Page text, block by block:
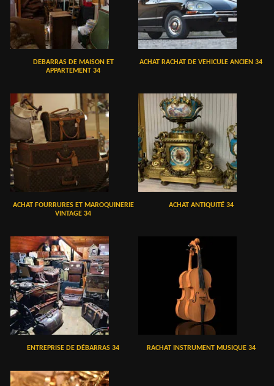
DEBARRAS DE MAISON ET
APPARTEMENT 34
ACHAT RACHAT DE VEHICULE ANCIEN 34
ACHAT FOURRURES ET MAROQUINERIE
VINTAGE 34
ACHAT ANTIQUITÉ 34
ENTREPRISE DE DÉBARRAS 34 RACHAT INSTRUMENT MUSIQUE 34